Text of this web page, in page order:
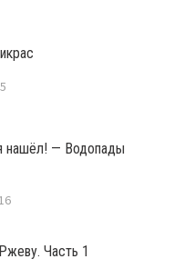
нашёл! — Водопады
Часть 1